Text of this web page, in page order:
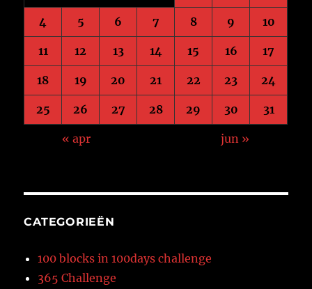
4 5 6 7 8 9 10
11 12 13 14 15 16 17
18 19 20 21 22 23 24
25 26 27 28 29 30 31
« apr jun »
CATEGORIEËN
100 blocks in 100days challenge
365 Challenge